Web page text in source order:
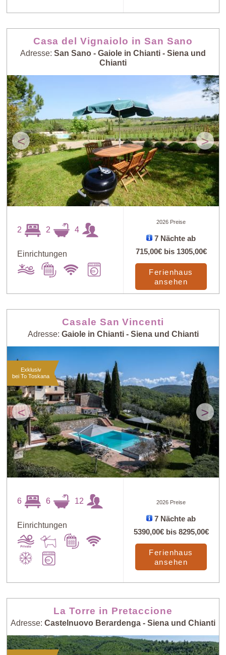
Casa del Vignaiolo in San Sano
Adresse: San Sano - Gaiole in Chianti - Siena und
Chianti
< >
2 2 4
Einrichtungen
2026 Preise
7 Nächte ab
715,00€bis 1305,00€
Ferienhaus
ansehen
Casale San Vincenti
Adresse: Gaiole in Chianti - Siena und Chianti
< >
Exklusiv
bei To Toskana
6 6 12
Einrichtungen
2026 Preise
7 Nächte ab
5390,00€bis 8295,00€
Ferienhaus
ansehen
La Torre in Pretaccione
Adresse: Castelnuovo Berardenga - Siena und Chianti